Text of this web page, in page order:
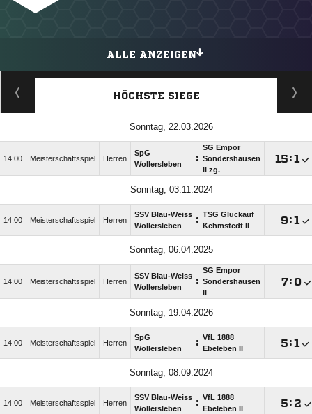
ALLE ANZEIGEN
HÖCHSTE SIEGE
Sonntag, 22.03.2026
14:00 Meisterschaftsspiel Herren
SpG
Wollersleben
:
SG Empor
Sondershausen
II zg.
:
Sonntag, 03.11.2024
14:00 Meisterschaftsspiel Herren
SSV Blau-Weiss
Wollersleben
: TSG Glückauf
Kehmstedt II
:
Sonntag, 06.04.2025
14:00 Meisterschaftsspiel Herren
SSV Blau-Weiss
Wollersleben
:
SG Empor
Sondershausen
: 
Sonntag, 19.04.2026
14:00 Meisterschaftsspiel Herren
SpG
Wollersleben
: VfL 1888
Ebeleben II
:
Sonntag, 08.09.2024
14:00 Meisterschaftsspiel Herren
SSV Blau-Weiss
Wollersleben
: VfL 1888
Ebeleben II
: 